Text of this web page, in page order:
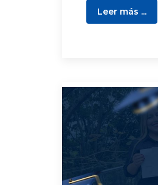
Leer más ...